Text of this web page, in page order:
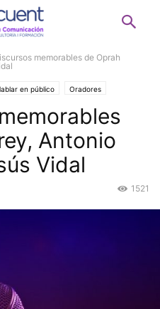
memorables de Oprah
en público Oradores
Antonio
Vidal
1521